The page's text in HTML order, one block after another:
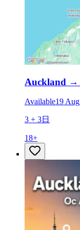
Auckland →
Available19 Aug
3 + 3日
18+